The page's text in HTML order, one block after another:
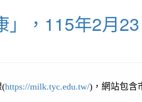
」，115年2月
(https://milk.tyc.edu.tw/)，網站包含